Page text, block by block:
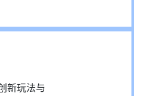
新玩法与